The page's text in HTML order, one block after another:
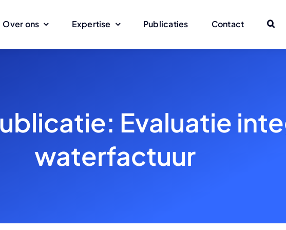
Over ons Expertise Publicaties Contact
Evaluatie
waterfactuur